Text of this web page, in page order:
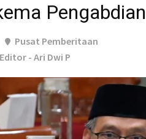
Pusat Pemberitaan
Editor - Ari Dwi P